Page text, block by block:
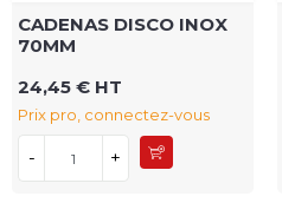
CADENAS DISCO INOX
70MM
24,45 € HT
Prix pro, connectez-vous
- +